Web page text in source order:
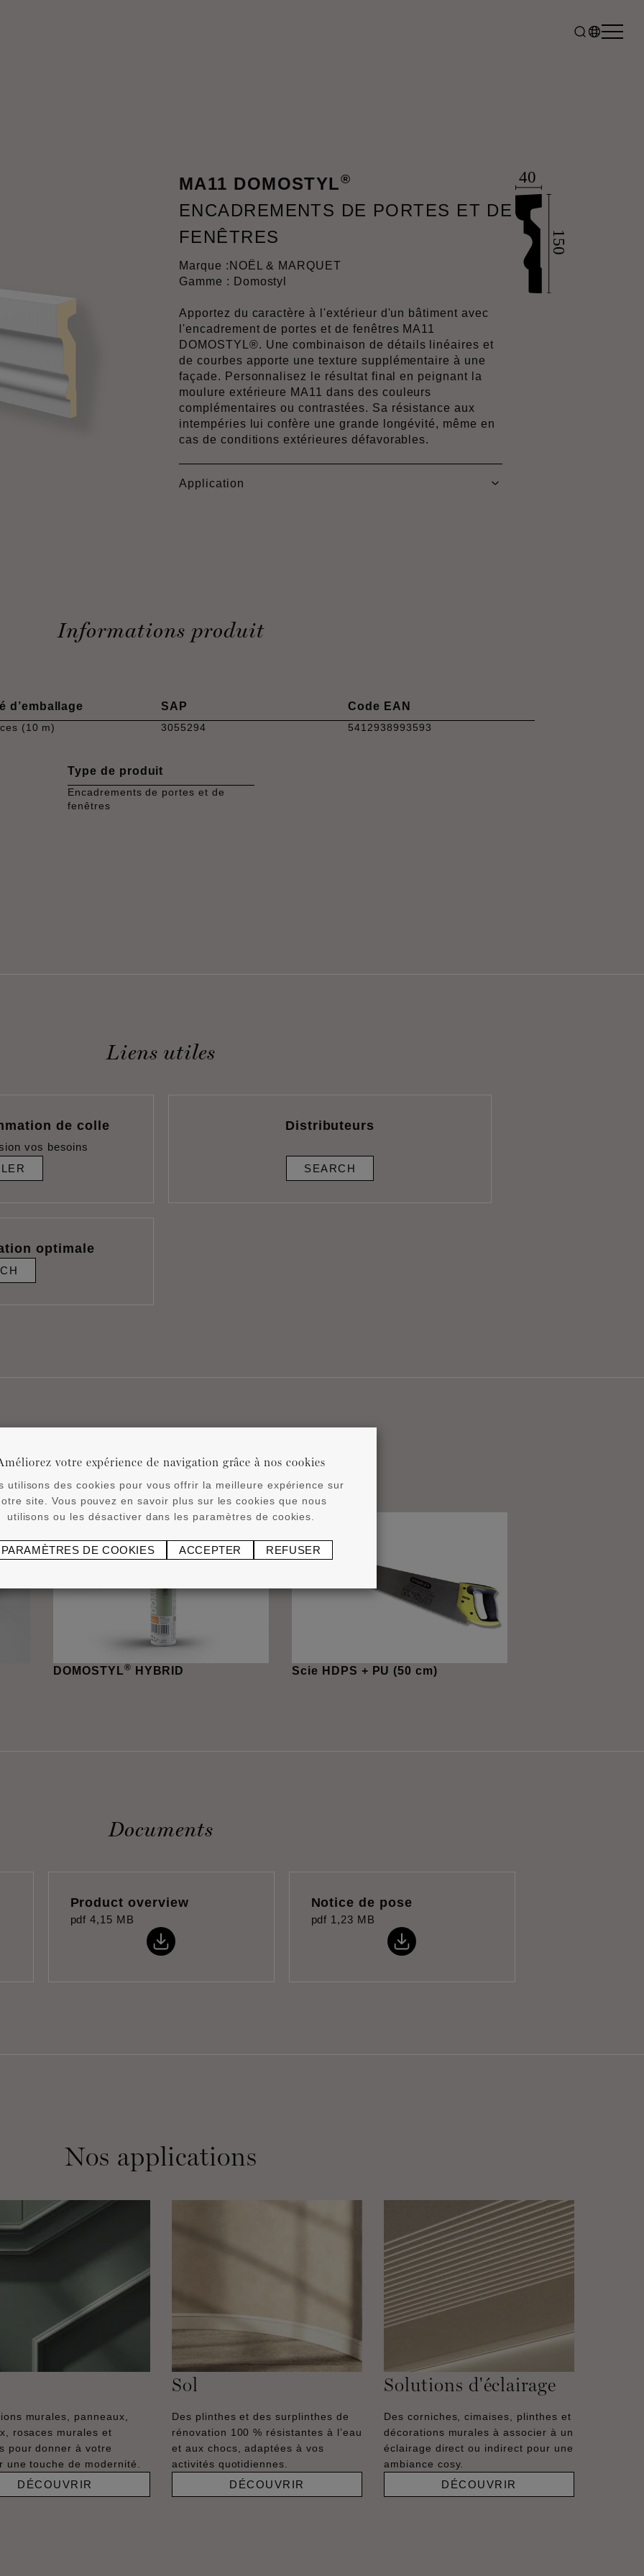
MA11 DOMOSTYL®
ENCADREMENTS DE PORTES ET DE
FENÊTRES
Marque : NOËL & MARQUET
Gamme : Domostyl
Apportez du caractère à l'extérieur d'un bâtiment avec
l'encadrement de portes et de fenêtres MA11
DOMOSTYL®. Une combinaison de détails linéaires et
de courbes apporte une texture supplémentaire à une
façade. Personnalisez le résultat final en peignant la
moulure extérieure MA11 dans des couleurs
complémentaires ou contrastées. Sa résistance aux
intempéries lui confère une grande longévité, même en
cas de conditions extérieures défavorables.
Application
Informations produit
d’emballage
(10 m)
SAP
3055294
Code EAN
5412938993593
Type de produit
Encadrements de portes et de
fenêtres
Liens utiles
de colle
vos besoins
Distributeurs
SEARCH
optimale
Produits associés
DOMOSTYL® HYBRID Scie HDPS + PU (50 cm)
Documents
Product overview
pdf 4,15 MB
Notice de pose
pdf 1,23 MB
Nos applications
murales, panneaux,
rosaces murales et
pour donner à votre
une touche de modernité.
DÉCOUVRIR
Sol
Des plinthes et des surplinthes de
rénovation 100 % résistantes à l’eau
et aux chocs, adaptées à vos
activités quotidiennes.
DÉCOUVRIR
Solutions d'éclairage
Des corniches, cimaises, plinthes et
décorations murales à associer à un
éclairage direct ou indirect pour une
ambiance cosy.
DÉCOUVRIR
votre expérience de navigation grâce à nos cookies
utilisons des cookies pour vous offrir la meilleure expérience sur
site. Vous pouvez en savoir plus sur les cookies que nous
utilisons ou les désactiver dans les paramètres de cookies.
PARAMÈTRES DE COOKIES ACCEPTER REFUSER